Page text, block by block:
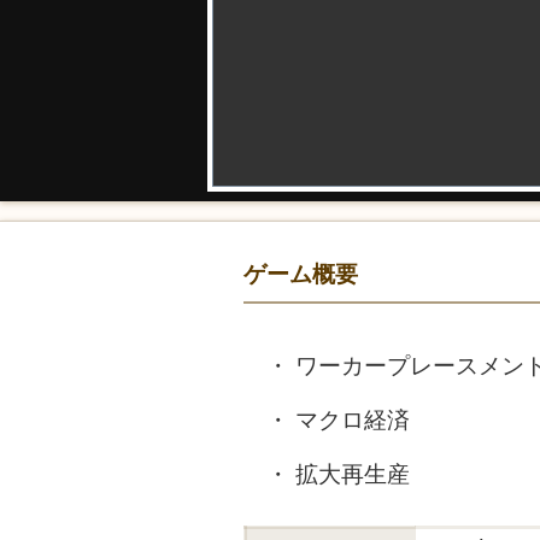
ゲーム概要
ワーカープレースメン
マクロ経済
拡大再生産